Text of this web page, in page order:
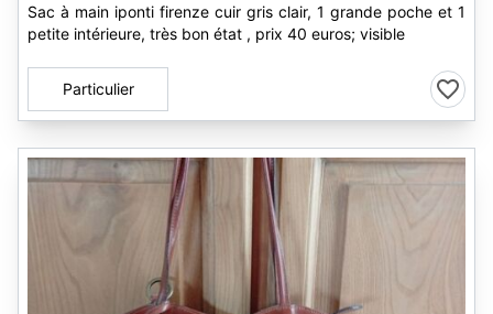
Sac à main iponti firenze cuir gris clair, 1 grande poche et 1
petite intérieure, très bon état , prix 40 euros; visible
Particulier